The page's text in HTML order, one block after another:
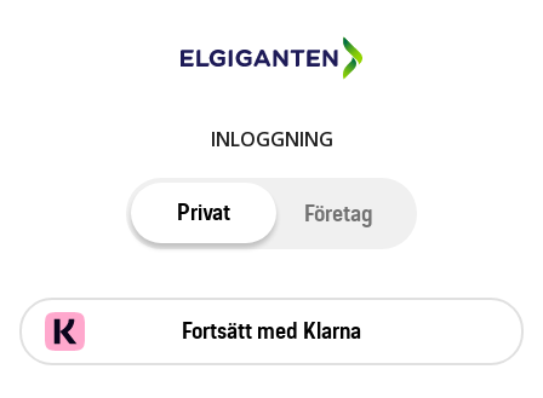
INLOGGNING
Privat Företag
Fortsätt med Klarna